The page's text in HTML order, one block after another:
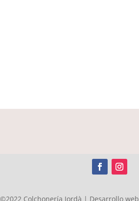
©2022 Colchonería Jordà | Desarrollo web